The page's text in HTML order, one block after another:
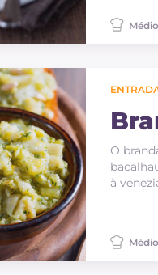
Médio
O
à
Médio